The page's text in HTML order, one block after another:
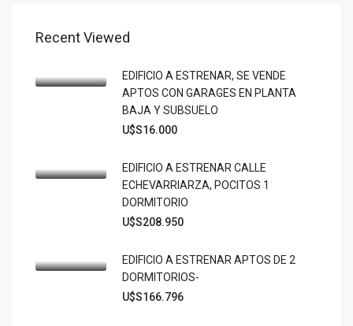
Recent Viewed
EDIFICIO A ESTRENAR, SE VENDE
APTOS CON GARAGES EN PLANTA
BAJA Y SUBSUELO
U$S16.000
EDIFICIO A ESTRENAR CALLE
ECHEVARRIARZA, POCITOS 1
DORMITORIO
U$S208.950
EDIFICIO A ESTRENAR APTOS DE 2
DORMITORIOS-
U$S166.796